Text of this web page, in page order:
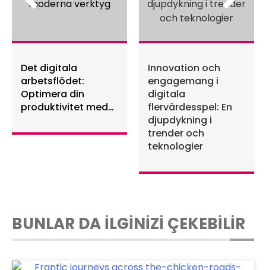
Det digitala
arbetsflödet:
Optimera din
produktivitet med
Innovation och
engagemang i
digitala
flervärdesspel: En
djupdykning i
trender och
teknologier
BUNLAR DA İLGİNİZİ ÇEKEBİLİR